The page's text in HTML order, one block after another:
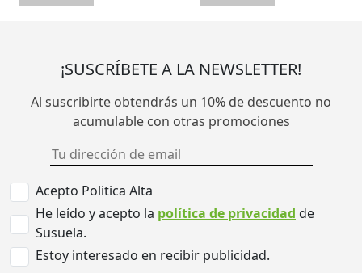
¡SUSCRÍBETE A LA NEWSLETTER!
Al suscribirte obtendrás un 10% de descuento no
acumulable con otras promociones
Acepto Politica Alta
He leído y acepto la política de privacidad de
Susuela.
Estoy interesado en recibir publicidad.